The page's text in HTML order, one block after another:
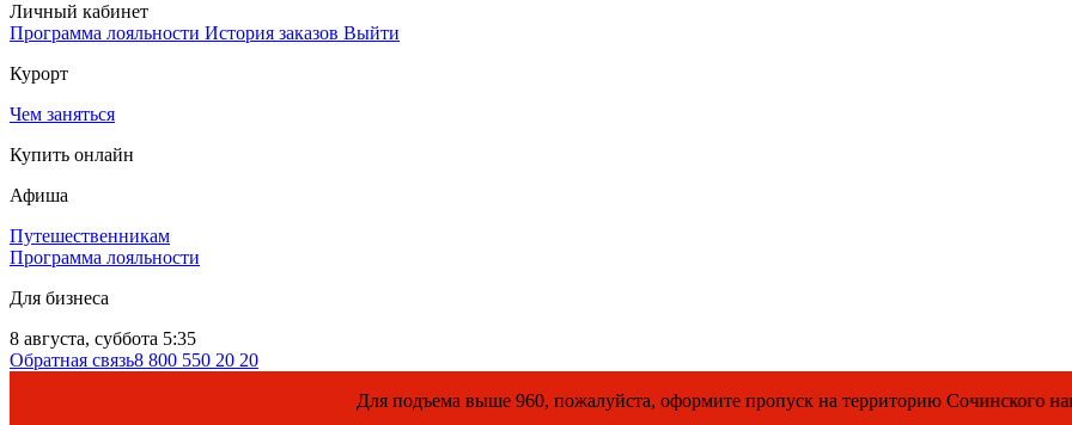
Личный кабинет
Программа лояльности История заказов Выйти
Курорт
Чем заняться
Купить онлайн
Афиша
Путешественникам
Программа лояльности
Для бизнеса
8 августа, суббота 5:35
Обратная связь8 800 550 20 20
Для подъема выше 960, пожалуйста, оформите пропуск на территорию Сочинского национального